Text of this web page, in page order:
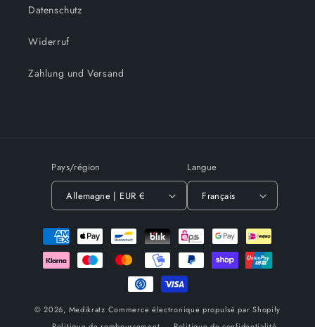
Datenschutz
Widerruf
Zahlung und Versand
Pays/région
Allemagne | EUR €
Langue
Français
Moyens
paiement
© 2026, Medikratz Commerce électronique propulsé par Shopify